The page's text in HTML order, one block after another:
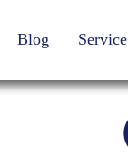
Blog Service